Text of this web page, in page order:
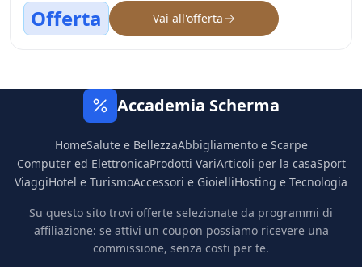
Offerta Vai all'offerta
Accademia Scherma
HomeSalute e BellezzaAbbigliamento e Scarpe
Computer ed ElettronicaProdotti VariArticoli per la casaSport
ViaggiHotel e TurismoAccessori e GioielliHosting e Tecnologia
Su questo sito trovi offerte selezionate da programmi di
affiliazione: se attivi un coupon possiamo ricevere una
commissione, senza costi per te.